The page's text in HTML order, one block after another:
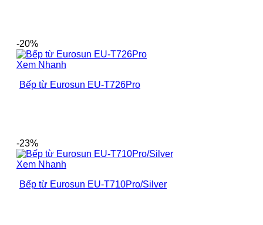
-20%
Xem Nhanh
Bếp từ Eurosun EU-T726Pro
-23%
Xem Nhanh
Bếp từ Eurosun EU-T710Pro/Silver